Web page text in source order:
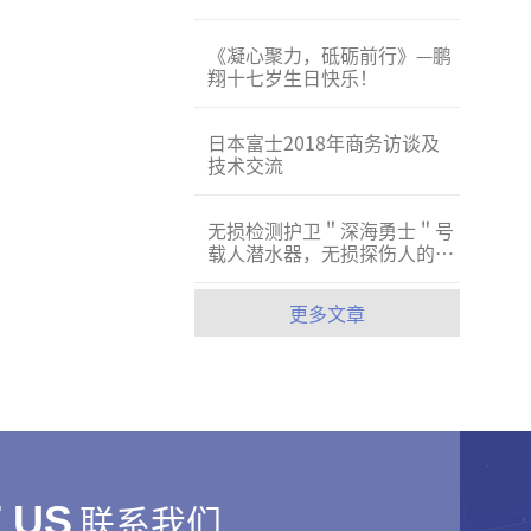
《凝心聚力，砥砺前行》—鹏
翔十七岁生日快乐！
日本富士2018年商务访谈及
技术交流
无损检测护卫＂深海勇士＂号
载人潜水器，无损探伤人的骄
更多文章
US联系我们